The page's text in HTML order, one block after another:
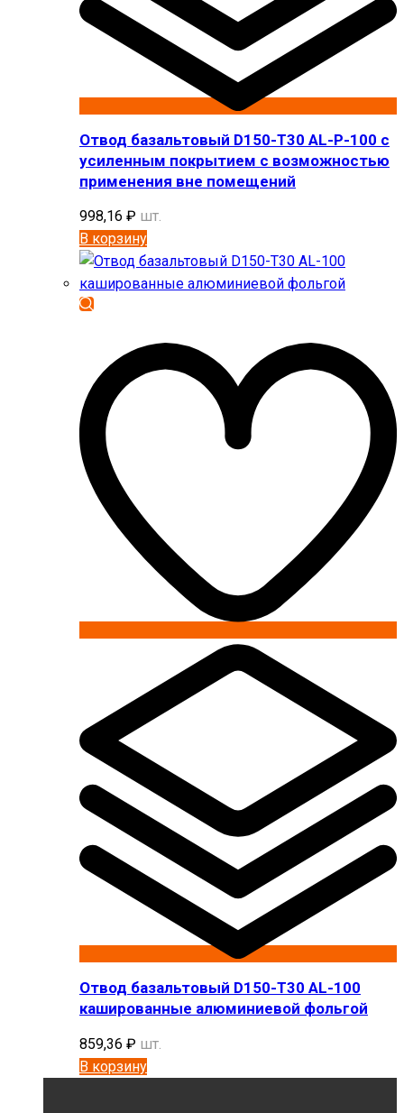
Отвод базальтовый D150-T30 AL-P-100 с
усиленным покрытием с возможностью
применения вне помещений
998,16 ₽ шт.
В корзину
Отвод базальтовый D150-T30 AL-100
кашированные алюминиевой фольгой
859,36 ₽ шт.
В корзину